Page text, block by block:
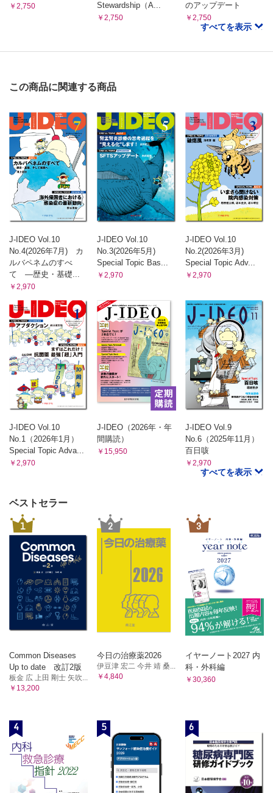
一から見直す感染対策 12 坂木晴世
中心ライン関連血流感染サーベイランスの判定にまつわるあ
Acinetobacter baumanniiの耐性機序
あの手この手のASPv16 枦 秀樹
ESBL産生腸内細菌目細菌に対するCMZの有効性
意外と知らない肝臓のキモ42 松尾裕央
感染症内科医の知っておくべき肝細胞がんの知識
統計学のABC 30 吉村健一
ハザード比（Hazard Ratio）
J-IDEO Journal club 42
大阪市立総合医療センター
￥2,750 Stewardship（A...
￥2,750
のアップデート
￥2,750
すべてを表示
この商品に関連する商品
J-IDEO Vol.10
No.4(2026年7月) カ
ルバペネムのすべ
て ―歴史・基礎...
￥2,970
J-IDEO Vol.10
No.3(2026年5月)
Special Topic Bas...
￥2,970
J-IDEO Vol.10
No.2(2026年3月)
Special Topic Adv...
￥2,970
J-IDEO Vol.10
No.1（2026年1月）
Special Topic Adva...
￥2,970
J-IDEO（2026年・年
間購読）
￥15,950
J-IDEO Vol.9
No.6（2025年11月）
百日咳
￥2,970
すべてを表示
ベストセラー
1
Common Diseases
Up to date 改訂2版
板金 広 上田 剛士 矢吹...
￥13,200
2
今日の治療薬2026
伊豆津 宏二 今井 靖 桑...
￥4,840
3
イヤーノート2027 内
科・外科編
￥30,360
4 5 6